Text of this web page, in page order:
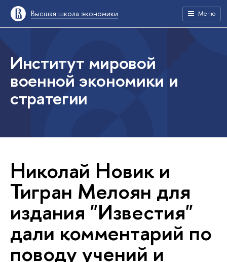
Высшая школа экономики Меню
Институт мировой
военной экономики и
стратегии
Николай Новик и
Тигран Мелоян для
издания "Известия"
дали комментарий по
поводу учений и